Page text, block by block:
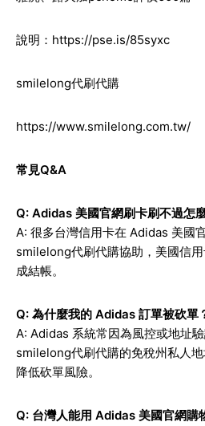
說明： https://pse.is/85syxc
smilelong代刷代購
https://www.smilelong.com.tw/
常見Q&A
Q: Adidas 美國官網刷卡刷不過怎
A: 很多台灣信用卡在 Adidas 美國
smilelong代刷代購協助，美國信
成結帳。
Q: 為什麼我的 Adidas 訂單被砍單
A: Adidas 系統常因為風控或地址
smilelong代刷代購的免稅州私人
降低砍單風險。
Q: 台灣人能用 Adidas 美國官網購